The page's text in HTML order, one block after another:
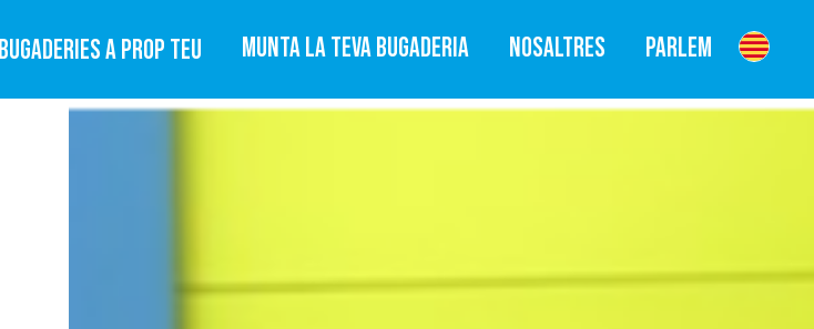
BUGADERIES A PROP TEU MUNTA LA TEVA BUGADERIA NOSALTRES PARLEM